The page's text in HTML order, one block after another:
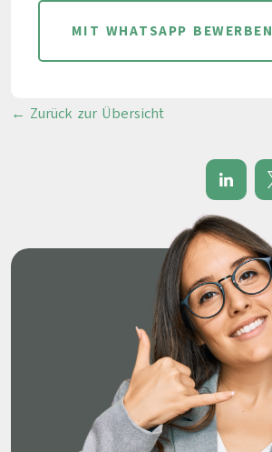
MIT WHATSAPP BEWERBEN
← Zurück zur Übersicht